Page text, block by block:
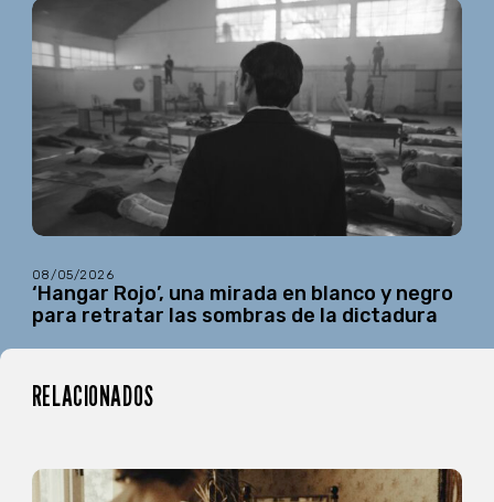
08/05/2026
‘Hangar Rojo’, una mirada en blanco y negro
para retratar las sombras de la dictadura
RELACIONADOS